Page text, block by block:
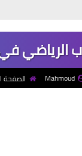
الرياضي
Mahmoud الصفحة